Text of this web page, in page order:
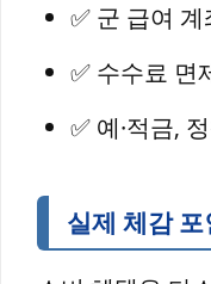
✅ 군 급여
✅ 수수료 면
✅ 예·적금,
실제 체감